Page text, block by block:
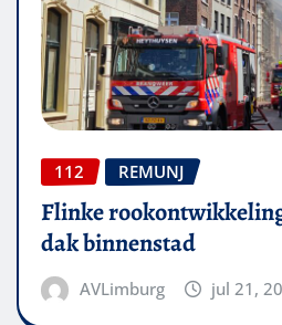
112 REMUNJ
Flinke
dak binnenstad
AVLimburg jul 21,